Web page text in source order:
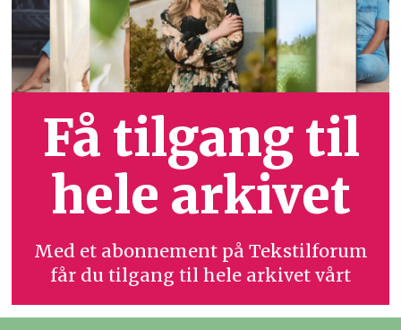
Få tilgang til
hele arkivet
Med et abonnement på Tekstilforum
får du tilgang til hele arkivet vårt